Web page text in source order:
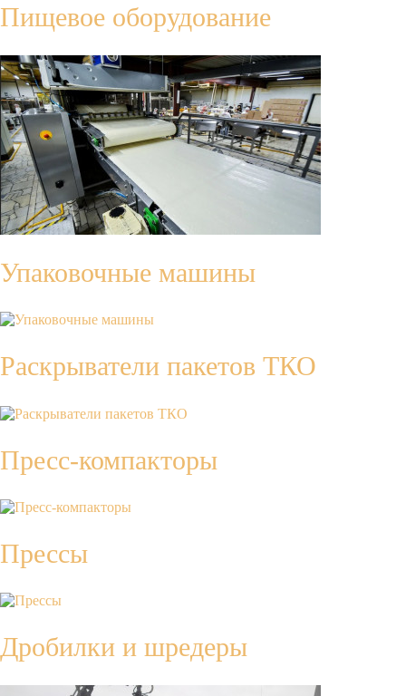
Пищевое оборудование
Упаковочные машины
Раскрыватели пакетов ТКО
Пресс-компакторы
Прессы
Дробилки и шредеры